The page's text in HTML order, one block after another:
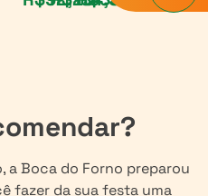
a Boca do Forno preparou
fazer da sua festa uma